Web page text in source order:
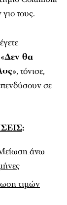
τους.
Δεν θα
», τόνισε,
σε
:
άνω
τιμών